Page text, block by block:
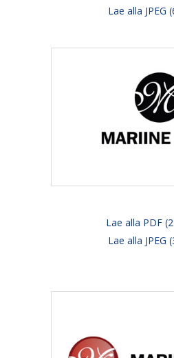
Lae alla JPEG
Lae alla PDF
Lae alla JPEG